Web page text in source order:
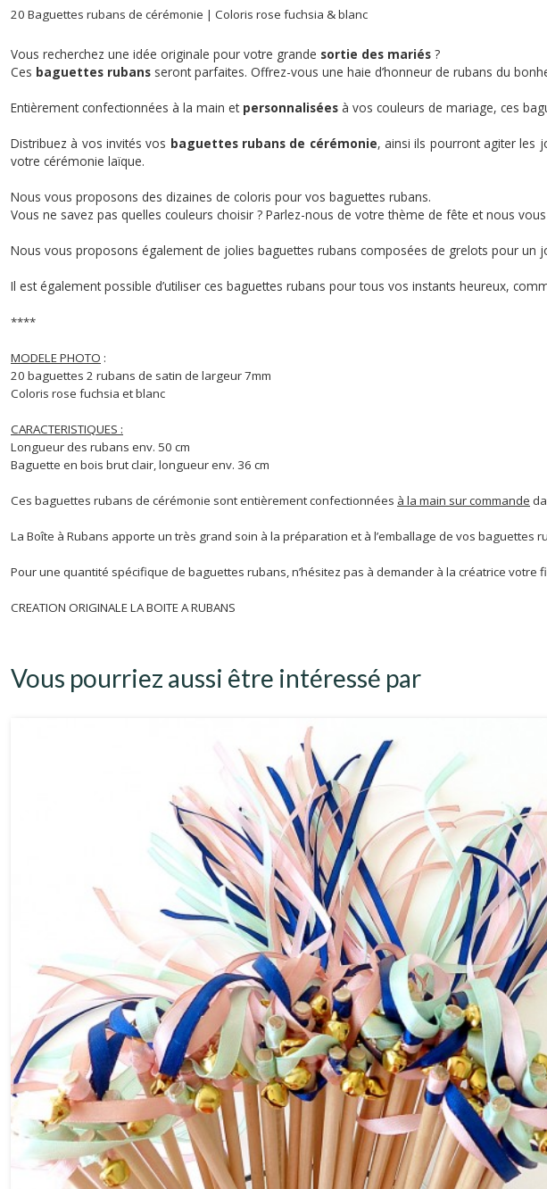
20 Baguettes rubans de cérémonie | Coloris rose fuchsia & blanc
Vous recherchez une idée originale pour votre grande sortie des mariés ?
Ces baguettes rubans seront parfaites. Offrez-vous une haie d’honneur de rubans du
Entièrement confectionnées à la main et personnalisées à vos couleurs de mariage, ces
Distribuez à vos invités vos baguettes rubans de cérémonie, ainsi ils pourront agiter les
votre cérémonie laïque.
Nous vous proposons des dizaines de coloris pour vos baguettes rubans.
Vous ne savez pas quelles couleurs choisir ? Parlez-nous de votre thème de fête et nous
Nous vous proposons également de jolies baguettes rubans composées de grelots pour un
Il est également possible d’utiliser ces baguettes rubans pour tous vos instants heureux,
****
MODELE PHOTO :
20 baguettes 2 rubans de satin de largeur 7mm
Coloris rose fuchsia et blanc
CARACTERISTIQUES :
Longueur des rubans env. 50 cm
Baguette en bois brut clair, longueur env. 36 cm
Ces baguettes rubans de cérémonie sont entièrement confectionnées à la main sur commande
La Boîte à Rubans apporte un très grand soin à la préparation et à l’emballage de vos baguettes
Pour une quantité spécifique de baguettes rubans, n’hésitez pas à demander à la créatrice votre
CREATION ORIGINALE LA BOITE A RUBANS
Vous pourriez aussi être intéressé par